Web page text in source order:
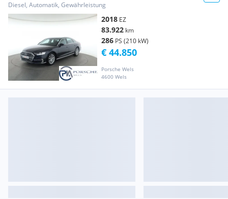
Diesel, Automatik, Gewährleistung
2018 EZ
83.922 km
286 PS (210 kW)
Porsche Wels
4600 Wels
€ 44.850